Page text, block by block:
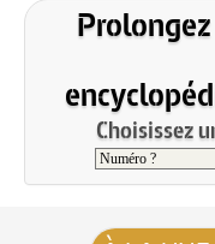
Choisissez